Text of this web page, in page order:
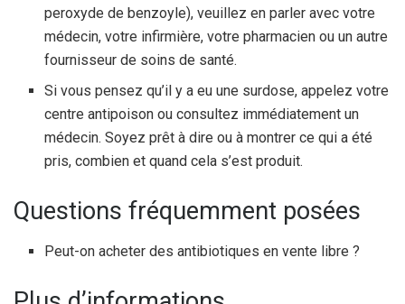
peroxyde de benzoyle), veuillez en parler avec votre
médecin, votre infirmière, votre pharmacien ou un autre
fournisseur de soins de santé.
Si vous pensez qu’il y a eu une surdose, appelez votre
centre antipoison ou consultez immédiatement un
médecin. Soyez prêt à dire ou à montrer ce qui a été
pris, combien et quand cela s’est produit.
Questions fréquemment posées
Peut-on acheter des antibiotiques en vente libre ?